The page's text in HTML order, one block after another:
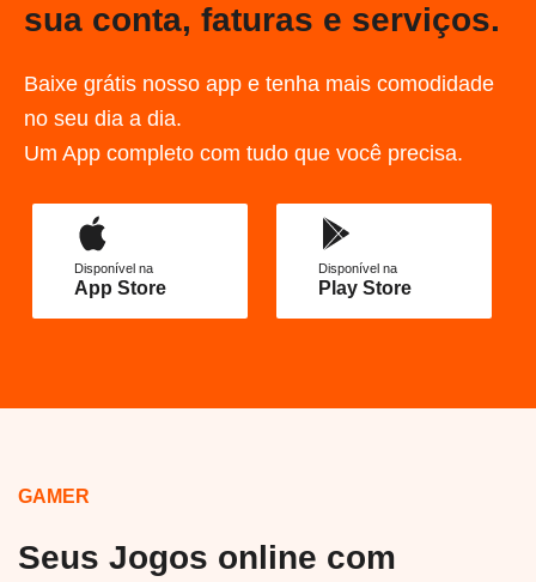
sua conta, faturas e serviços.
Baixe grátis nosso app e tenha mais comodidade
no seu dia a dia.
Um App completo com tudo que você precisa.
Disponível na
App Store
Disponível na
Play Store
GAMER
Seus Jogos online com